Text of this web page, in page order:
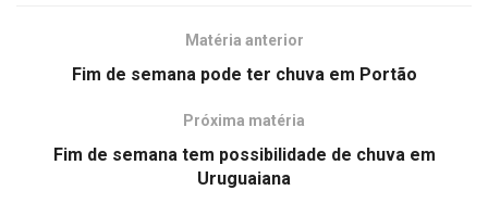
Matéria anterior
Fim de semana pode ter chuva em Portão
Próxima matéria
Fim de semana tem possibilidade de chuva em
Uruguaiana